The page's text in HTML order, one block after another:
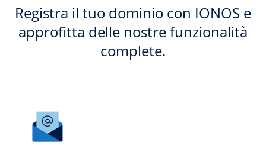
Registra il tuo dominio con IONOS e
approfitta delle nostre funzionalità
complete.